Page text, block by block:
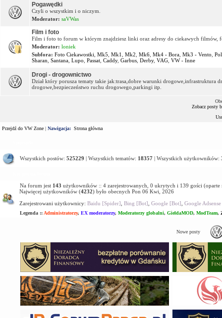
Pogawędki
Czyli o wszystkim i o niczym.
Moderator: saVWas
Film i foto
Film i foto to forum w którym znajdziesz linki oraz adresy do ciekawych filmów,
Moderator: loniek
Subfora: Foto Ciekawostki Mk5 Mk1 Mk2 Mk6 Mk4 - Bora Mk3 - Vento
Sharan Santana Lupo Passat Caddy, Garbus Derby, VAG VW - Inne
Drogi - drogownictwo
Dział który porusza tematy takie jak:trasa,dobre warunki drogowe,infrastruktura
drogowe,bezpieczeństwo ruchu drogowego,parkingi itp.
Zobacz posty
Przejdź do VW Zone | Nawigacja: Strona główna
Wszystkich postów: 525229 | Wszystkich tematów: 18357 | Wszystkich użytkowników:
Na forum jest 143 użytkowników :: 4 zarejestrowanych, 0 ukrytych i 139 gości
Najwięcej użytkowników (4232) było obecnych Pon 06 Kwi, 2026
Zarejestrowani użytkownicy: Baidu [Spider] Bing [Bot] Google [Bot] Google
Legenda :: Administratorzy, EX moderatorzy, Moderatorzy globalni, GiełdaMOD, ModTeam,
Nowe posty